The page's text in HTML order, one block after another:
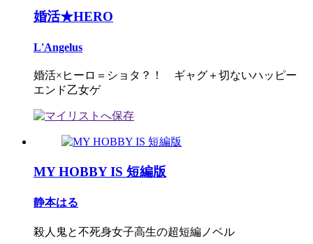
婚活★HERO
L'Angelus
婚活×ヒーロ＝ショタ？！ ギャグ＋切ないハッピー
エンド乙女ゲ
MY HOBBY IS 短編版
静本はる
殺人鬼と不死身女子高生の超短編ノベル